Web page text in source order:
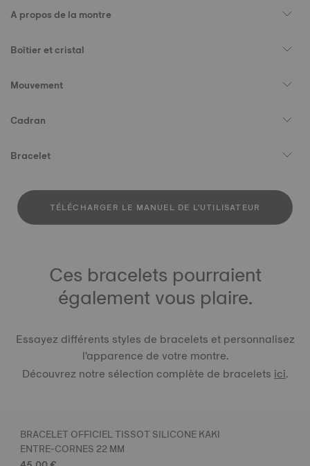
A propos de la montre
Boîtier et cristal
Mouvement
Cadran
Bracelet
TÉLÉCHARGER LE MANUEL DE L'UTILISATEUR
Ces bracelets pourraient
également vous plaire.
Essayez différents styles de bracelets et personnalisez
l'apparence de votre montre.
Découvrez notre sélection complète de braceletsici.
BRACELET OFFICIEL TISSOT SILICONE KAKI
ENTRE-CORNES 22 MM